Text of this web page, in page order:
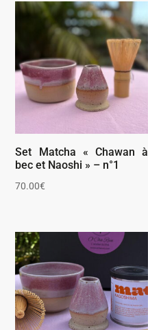
Set Matcha « Chawan à
bec et Naoshi » – n°1
70.00€